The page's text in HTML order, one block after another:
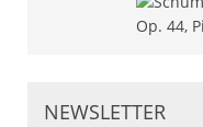
NEWSLETTER